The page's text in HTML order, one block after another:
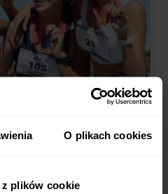
O plikach cookies
plików cookie
dietę.